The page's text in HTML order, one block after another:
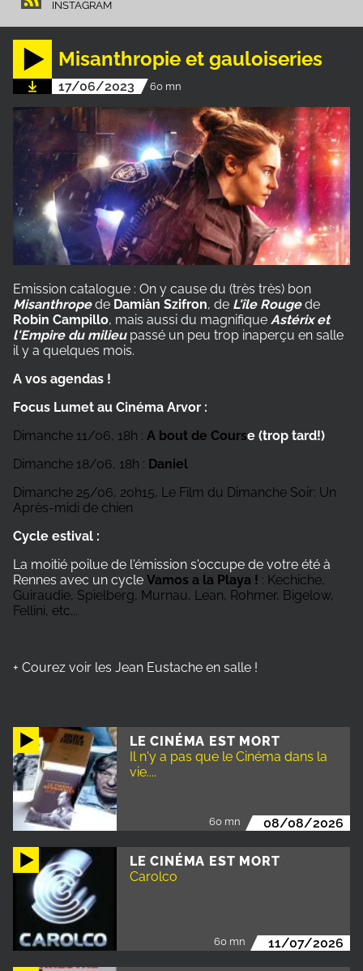
INSTAGRAM
LE CINÉMA EST MORT
Il n'y a pas que le Cinéma dans la
vie....
60 mn 08/08/2026
LE CINÉMA EST MORT
Carolco
60 mn 11/07/2026
Misanthropie et gauloiseries
17/06/2023 60 mn
Emission catalogue : On y cause du (très très) bon
Misanthropede Damiàn Szifron, de L'île Rougede
Robin Campillo, mais aussi du magnifique Astérix et
l'Empire du milieupassé un peu trop inaperçu en salle
il y a quelques mois.
A vos agendas !
Focus Lumet au Cinéma Arvor :
Dimanche 11/06, 18h : A bout de Course (trop tard!)
Dimanche 18/06, 18h : Daniel
Dimanche 25/06, 20h15, Le Film du Dimanche Soir: Un
Après-midi de chien
Cycle estival :
La moitié poilue de l'émission s'occupe de votre été à
Rennes avec un cycle Vamos a la Playa ! : Kechiche,
Guiraudie, Spielberg, Murnau, Lean, Rohmer, Bigelow,
Fellini, etc...
+ Courez voir les Jean Eustache en salle !